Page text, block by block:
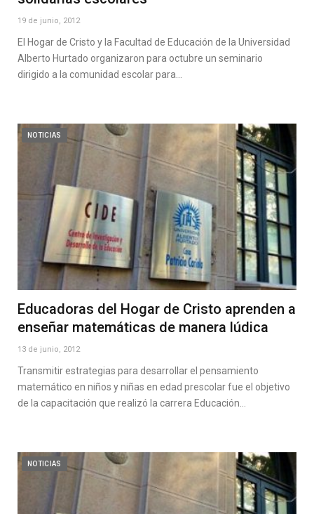
19 de junio, 2012
El Hogar de Cristo y la Facultad de Educación de la Universidad
Alberto Hurtado organizaron para octubre un seminario
dirigido a la comunidad escolar para…
NOTICIAS
Educadoras del Hogar de Cristo aprenden a
enseñar matemáticas de manera lúdica
13 de junio, 2012
Transmitir estrategias para desarrollar el pensamiento
matemático en niños y niñas en edad prescolar fue el objetivo
de la capacitación que realizó la carrera Educación…
NOTICIAS